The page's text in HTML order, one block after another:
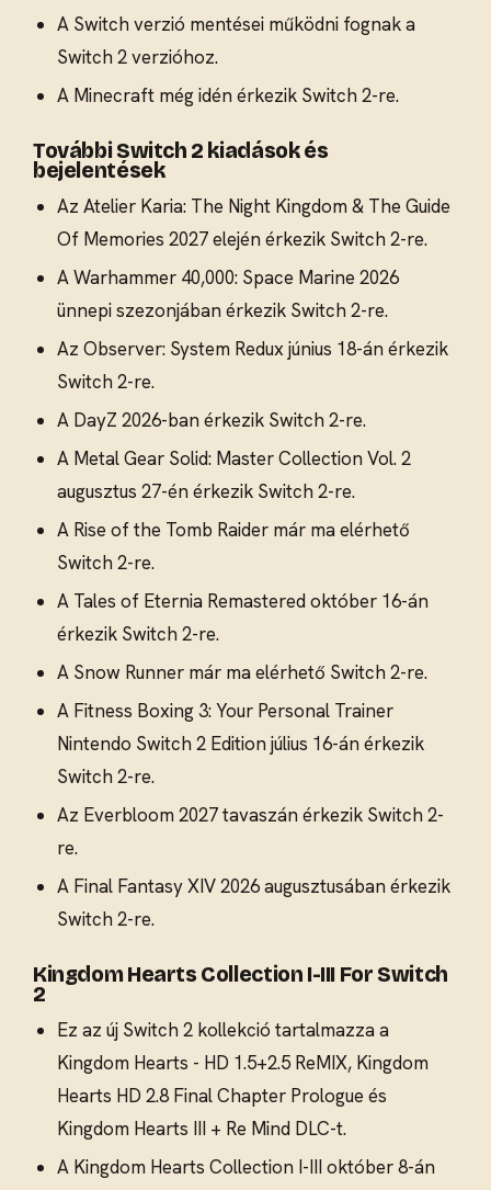
A Switch verzió mentései működni fognak a
Switch 2 verzióhoz.
A Minecraft még idén érkezik Switch 2-re.
További Switch 2 kiadások és
bejelentések
Az Atelier Karia: The Night Kingdom & The Guide
Of Memories 2027 elején érkezik Switch 2-re.
A Warhammer 40,000: Space Marine 2026
ünnepi szezonjában érkezik Switch 2-re.
Az Observer: System Redux június 18-án érkezik
Switch 2-re.
A DayZ 2026-ban érkezik Switch 2-re.
A Metal Gear Solid: Master Collection Vol. 2
augusztus 27-én érkezik Switch 2-re.
A Rise of the Tomb Raider már ma elérhető
Switch 2-re.
A Tales of Eternia Remastered október 16-án
érkezik Switch 2-re.
A Snow Runner már ma elérhető Switch 2-re.
A Fitness Boxing 3: Your Personal Trainer
Nintendo Switch 2 Edition július 16-án érkezik
Switch 2-re.
Az Everbloom 2027 tavaszán érkezik Switch 2-
re.
A Final Fantasy XIV 2026 augusztusában érkezik
Switch 2-re.
Kingdom Hearts Collection I-III For Switch
2
Ez az új Switch 2 kollekció tartalmazza a
Kingdom Hearts - HD 1.5+2.5 ReMIX, Kingdom
Hearts HD 2.8 Final Chapter Prologue és
Kingdom Hearts III + Re Mind DLC-t.
A Kingdom Hearts Collection I-III október 8-án